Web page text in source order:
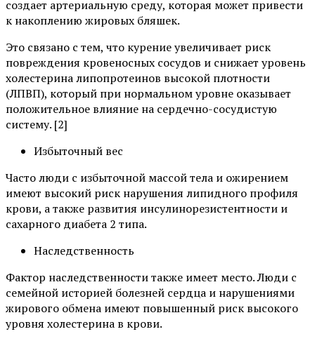
создает артериальную среду, которая может привести
к накоплению жировых бляшек.
Это связано с тем, что курение увеличивает риск
повреждения кровеносных сосудов и снижает уровень
холестерина липопротеинов высокой плотности
(ЛПВП), который при нормальном уровне оказывает
положительное влияние на сердечно-сосудистую
систему. [2]
Избыточный вес
Часто люди с избыточной массой тела и ожирением
имеют высокий риск нарушения липидного профиля
крови, а также развития инсулинорезистентности и
сахарного диабета 2 типа.
Наследственность
Фактор наследственности также имеет место. Люди с
семейной историей болезней сердца и нарушениями
жирового обмена имеют повышенный риск высокого
уровня холестерина в крови.